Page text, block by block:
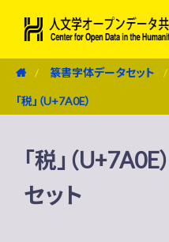
篆書字体データセット
「税」（U+7A0E）
「税」（
セット